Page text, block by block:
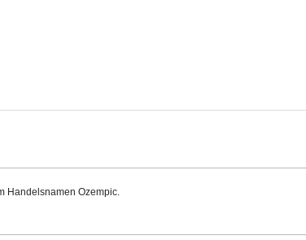
Handelsnamen Ozempic.